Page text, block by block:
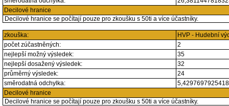
Decilové hranice
Decilové hranice se počítají pouze pro zkoušku s 50ti a více účastníky.
zkouška:
HVP - Hudební
počet zúčastněných:
2
nejlepší možný výsledek:
35
nejlepší dosažený výsledek:
32
průměrný výsledek:
24
směrodatná odchylka:
Decilové hranice
Decilové hranice se počítají pouze pro zkoušku s 50ti a více účastníky.